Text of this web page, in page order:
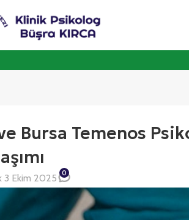
Bursa Temenos
3 Ekim 2025 0